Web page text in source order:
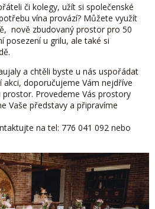
či kolegy, užít si společenské
vína provází? Můžete využít
nově zbudovaný prostor pro 50
posezení u grilu, ale také si
a chtěli byste u nás uspořádat
doporučujeme Vám nejdříve
Provedeme Vás prostory
Vaše představy a připravíme
na tel: 776 041 092 nebo